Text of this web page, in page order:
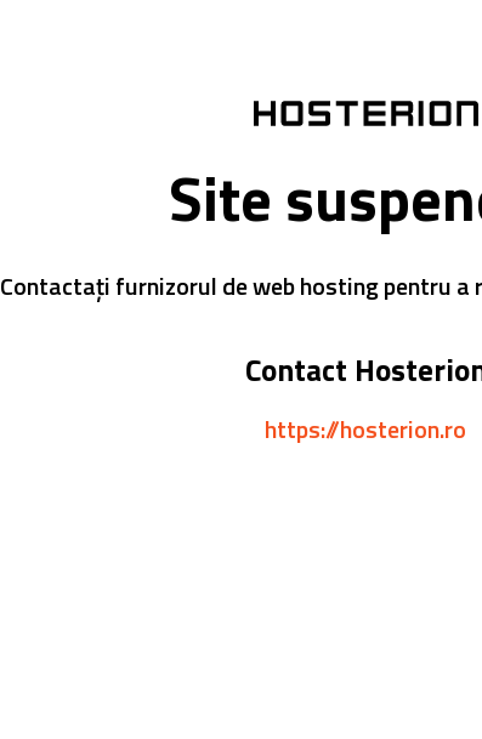
Site
Contactați furnizorul de web hosting pentru
Contact
https://hosterion.ro